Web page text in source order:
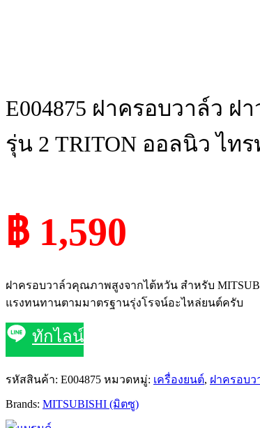
E004875 ฝาครอบวาล์ว ฝ
รุ่น 2 TRITON ออลนิว ไทร
฿ 1,590
ฝาครอบวาล์วคุณภาพสูงจากไต้หวัน สำหรับ
แรงทนทานตามมาตรฐานรุ่งโรจน์อะไหล่ยนต์ครับ
ทักไลน์
รหัสสินค้า: E004875 หมวดหมู่: เครื่องยนต์, ฝาครอบว
Brands: MITSUBISHI (มิตซู)